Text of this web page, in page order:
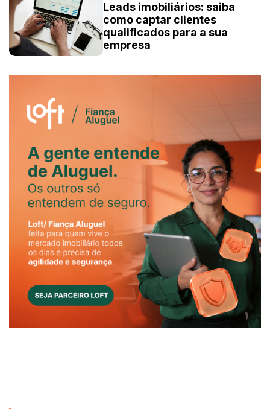
Leads imobiliários: saiba
como captar clientes
qualificados para a sua
empresa